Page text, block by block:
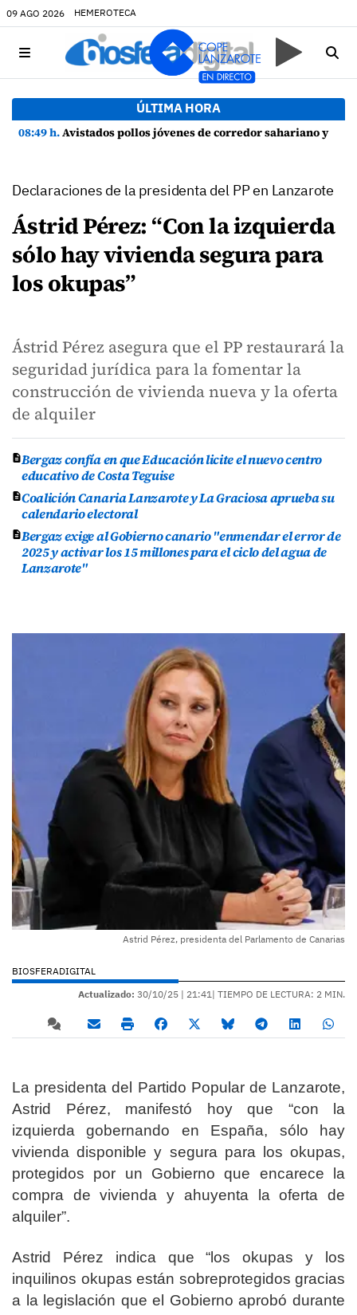
09 AGO 2026 HEMEROTECA
ÚLTIMA HORA
08:49 h.Avistados pollos jóvenes de corredor sahariano y episodios de cortejo de hubara cerca del rally de Lanzarote
Declaraciones de la presidenta del PP en Lanzarote
Ástrid Pérez: “Con la izquierda
sólo hay vivienda segura para
los okupas”
Ástrid Pérez asegura que el PP restaurará la
seguridad jurídica para la fomentar la
construcción de vivienda nueva y la oferta
de alquiler
Bergaz confía en que Educación licite el nuevo centro
educativo de Costa Teguise
Coalición Canaria Lanzarote y La Graciosa aprueba su
calendario electoral
Bergaz exige al Gobierno canario "enmendar el error de
2025 y activar los 15 millones para el ciclo del agua de
Lanzarote"
Astrid Pérez, presidenta del Parlamento de Canarias
BIOSFERADIGITAL
Actualizado: 30/10/25 | 21:41| TIEMPO DE LECTURA: 2 MIN.
La presidenta del Partido Popular de Lanzarote,
Astrid Pérez, manifestó hoy que “con la
izquierda gobernando en España, sólo hay
vivienda disponible y segura para los okupas,
protegidos por un Gobierno que encarece la
compra de vivienda y ahuyenta la oferta de
alquiler”.
Astrid Pérez indica que “los okupas y los
inquilinos okupas están sobreprotegidos gracias
a la legislación que el Gobierno aprobó durante